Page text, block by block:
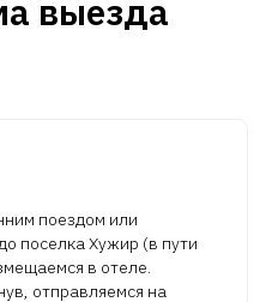
выезда
поездом или
поселка Хужир (в пути
в отеле.
отправляемся на